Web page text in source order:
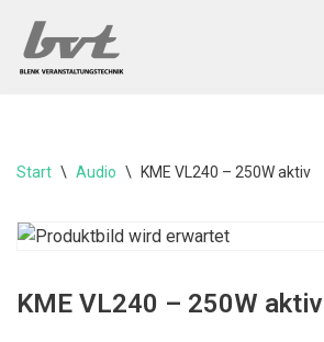
Zum
Start \ Audio \ KME VL240 – 250W aktiv
KME VL240 – 250W aktiv